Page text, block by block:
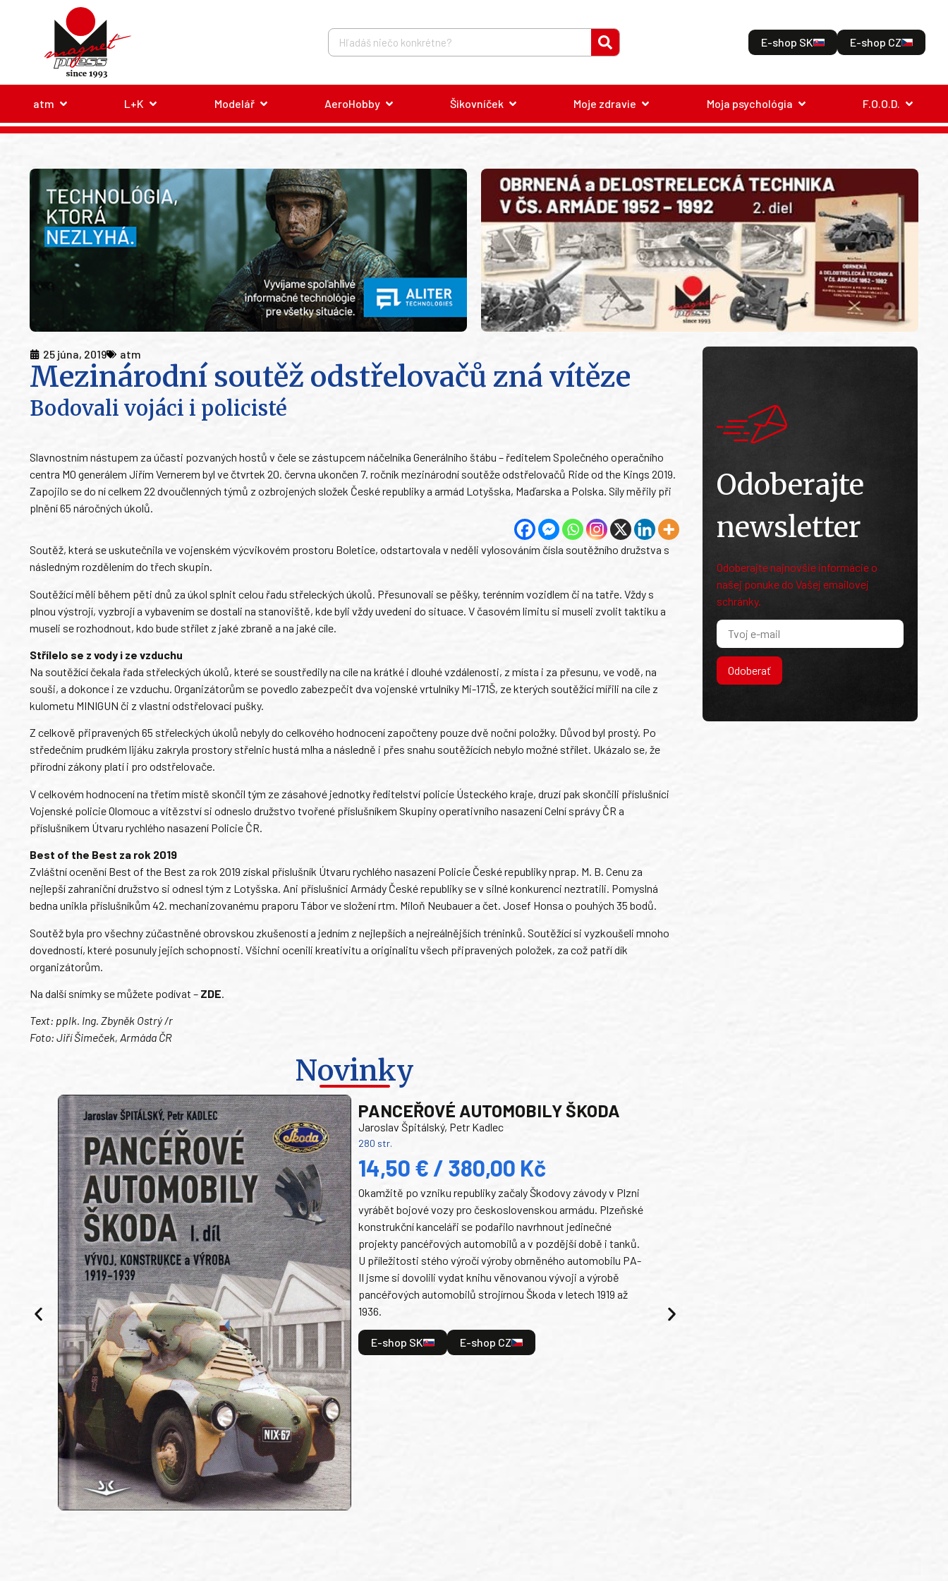
E-shop SK E-shop CZ
atm L+K Modelář AeroHobby Šikovníček Moje zdravie Moja psychológia F.O.O.D.
25 júna, 2019 atm
Mezinárodní soutěž odstřelovačů zná vítěze
Bodovali vojáci i policisté
Slavnostním nástupem za účasti pozvaných hostů v čele se zástupcem náčelníka Generálního štábu – ředitelem Společného operačního
centra MO generálem Jiřím Vernerem byl ve čtvrtek 20. června ukončen 7. ročník mezinárodní soutěže odstřelovačů Ride od the Kings 2019.
Zapojilo se do ní celkem 22 dvoučlenných týmů z ozbrojených složek České republiky a armád Lotyšska, Maďarska a Polska. Síly měřily při
plnění 65 náročných úkolů.
Soutěž, která se uskutečnila ve vojenském výcvikovém prostoru Boletice, odstartovala v neděli vylosováním čísla soutěžního družstva s
následným rozdělením do třech skupin.
Soutěžící měli během pěti dnů za úkol splnit celou řadu střeleckých úkolů. Přesunovali se pěšky, terénním vozidlem či na tatře. Vždy s
plnou výstrojí, vyzbrojí a vybavením se dostali na stanoviště, kde byli vždy uvedeni do situace. V časovém limitu si museli zvolit taktiku a
museli se rozhodnout, kdo bude střílet z jaké zbraně a na jaké cíle.
Střílelo se z vody i ze vzduchu
Na soutěžící čekala řada střeleckých úkolů, které se soustředily na cíle na krátké i dlouhé vzdálenosti, z místa i za přesunu, ve vodě, na
souši, a dokonce i ze vzduchu. Organizátorům se povedlo zabezpečit dva vojenské vrtulníky Mi-171Š, ze kterých soutěžící mířili na cíle z
kulometu MINIGUN či z vlastní odstřelovací pušky.
Z celkově připravených 65 střeleckých úkolů nebyly do celkového hodnocení započteny pouze dvě noční položky. Důvod byl prostý. Po
středečním prudkém lijáku zakryla prostory střelnic hustá mlha a následně i přes snahu soutěžících nebylo možné střílet. Ukázalo se, že
přírodní zákony platí i pro odstřelovače.
V celkovém hodnocení na třetím místě skončil tým ze zásahové jednotky ředitelství policie Ústeckého kraje, druzí pak skončili příslušníci
Vojenské policie Olomouc a vítězství si odneslo družstvo tvořené příslušníkem Skupiny operativního nasazení Celní správy ČR a
příslušníkem Útvaru rychlého nasazení Policie ČR.
Best of the Best za rok 2019
Zvláštní ocenění Best of the Best za rok 2019 získal příslušník Útvaru rychlého nasazení Policie České republiky nprap. M. B. Cenu za
nejlepší zahraniční družstvo si odnesl tým z Lotyšska. Ani příslušníci Armády České republiky se v silné konkurenci neztratili. Pomyslná
bedna unikla příslušníkům 42. mechanizovanému praporu Tábor ve složení rtm. Miloň Neubauer a čet. Josef Honsa o pouhých 35 bodů.
Soutěž byla pro všechny zúčastněné obrovskou zkušeností a jedním z nejlepších a nejreálnějších tréninků. Soutěžící si vyzkoušeli mnoho
dovedností, které posunuly jejich schopnosti. Všichni ocenili kreativitu a originalitu všech připravených položek, za což patří dík
organizátorům.
Na další snímky se můžete podívat – ZDE.
Text: pplk. Ing. Zbyněk Ostrý /r
Foto: Jiří Šimeček, Armáda ČR
Novinky
PANCEŘOVÉ AUTOMOBILY ŠKODA
Jaroslav Špitálský, Petr Kadlec
280 str.
14,50 € / 380,00 Kč
Okamžitě po vzniku republiky začaly Škodovy závody v Plzni
vyrábět bojové vozy pro československou armádu. Plzeňské
konstrukční kanceláři se podařilo navrhnout jedinečné
projekty pancéřových automobilů a v pozdější době i tanků.
U příležitosti stého výročí výroby obrněného automobilu PA-
II jsme si dovolili vydat knihu věnovanou vývoji a výrobě
pancéřových automobilů strojírnou Škoda v letech 1919 až
1936.
E-shop SK E-shop CZ
Odoberajte
newsletter
Odoberajte najnovšie informácie o
našej ponuke do Vašej emailovej
schránky.
Odoberať